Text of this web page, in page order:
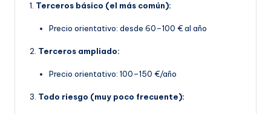
1. Terceros básico (el más común):
Precio orientativo: desde 60–100 € al año
2. Terceros ampliado:
Precio orientativo: 100–150 €/año
3. Todo riesgo (muy poco frecuente):